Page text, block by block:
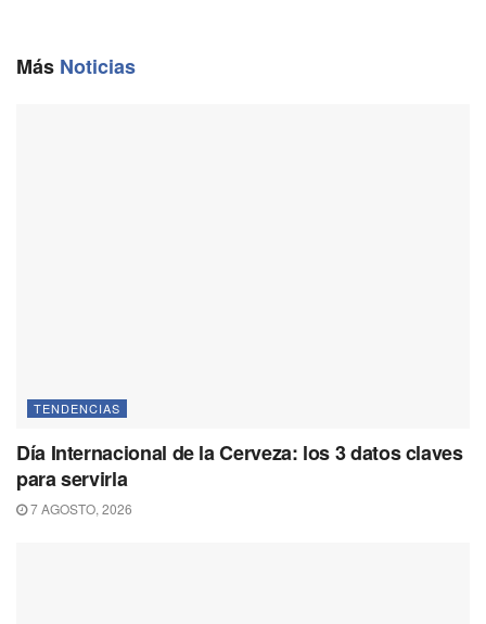
o
a
Más Noticias
TENDENCIAS
Día Internacional de la Cerveza: los 3 datos claves
para servirla
7 AGOSTO, 2026